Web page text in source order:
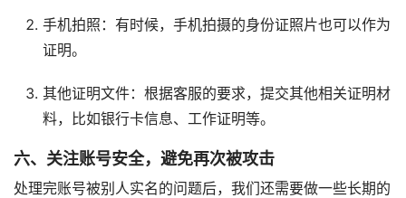
手机拍照：有时候，手机拍摄的身份证照片也可以作为
证明。
其他证明文件：根据客服的要求，提交其他相关证明材
料，比如银行卡信息、工作证明等。
六、关注账号安全，避免再次被攻击
处理完账号被别人实名的问题后，我们还需要做一些长期的